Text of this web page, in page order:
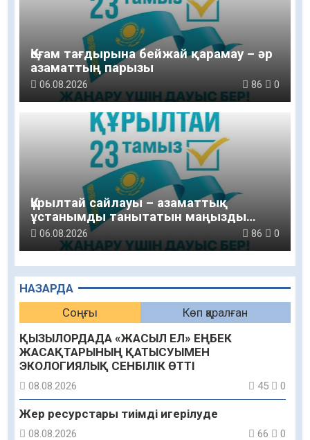
НАЗАРДА
Соңғы
Көп қаралған
ҚЫЗЫЛОРДАДА «ЖАСЫЛ ЕЛ» ЕҢБЕК
ЖАСАҚТАРЫНЫҢ ҚАТЫСУЫМЕН
ЭКОЛОГИЯЛЫҚ СЕНБІЛІК ӨТТІ
08.08.2026 45 0
Жер ресурстары тиімді игерілуде
08.08.2026 66 0
Қоғам тағдырына бейжай қарамау – әр
азаматтың парызы
06.08.2026 86 0
Құрылтай сайлауы – азаматтық
ұстанымды танытатын маңызды
қадам
06.08.2026 86 0